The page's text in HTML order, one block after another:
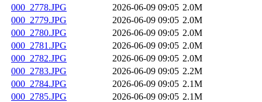
000_2778.JPG
2026-06-09 09:05 2.0M
000_2779.JPG
2026-06-09 09:05 2.0M
000_2780.JPG
2026-06-09 09:05 2.0M
000_2781.JPG
2026-06-09 09:05 2.0M
000_2782.JPG
2026-06-09 09:05 2.0M
000_2783.JPG
2026-06-09 09:05 2.2M
000_2784.JPG
2026-06-09 09:05 2.1M
000_2785.JPG
2026-06-09 09:05 2.1M